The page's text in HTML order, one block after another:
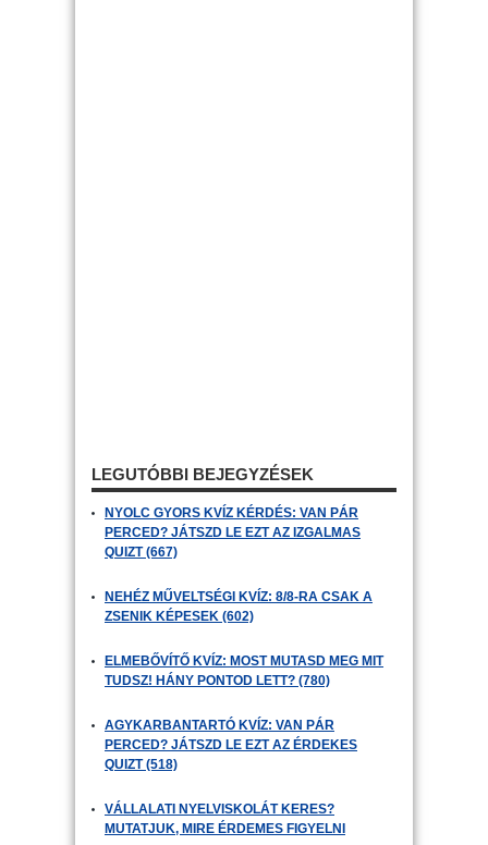
LEGUTÓBBI BEJEGYZÉSEK
NYOLC GYORS KVÍZ KÉRDÉS: VAN PÁR
PERCED? JÁTSZD LE EZT AZ IZGALMAS
QUIZT (667)
NEHÉZ MŰVELTSÉGI KVÍZ: 8/8-RA CSAK A
ZSENIK KÉPESEK (602)
ELMEBŐVÍTŐ KVÍZ: MOST MUTASD MEG MIT
TUDSZ! HÁNY PONTOD LETT? (780)
AGYKARBANTARTÓ KVÍZ: VAN PÁR
PERCED? JÁTSZD LE EZT AZ ÉRDEKES
QUIZT (518)
VÁLLALATI NYELVISKOLÁT KERES?
MUTATJUK, MIRE ÉRDEMES FIGYELNI